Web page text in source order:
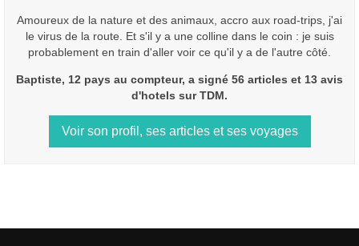
Amoureux de la nature et des animaux, accro aux road-trips, j'ai
le virus de la route. Et s'il y a une colline dans le coin : je suis
probablement en train d'aller voir ce qu'il y a de l'autre côté.
Baptiste, 12 pays au compteur, a signé 56 articles et 13 avis
d'hotels sur TDM.
Voir son profil, ses articles et ses voyages